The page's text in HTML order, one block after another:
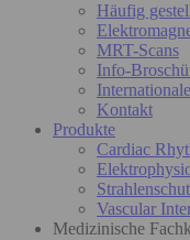
Häufig
MRT-Scans
Info-
Kontakt
Produkte
Cardiac
Vascular
Medizinische